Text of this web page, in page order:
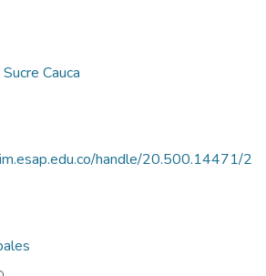
Cauca
handle/20.500.14471/2